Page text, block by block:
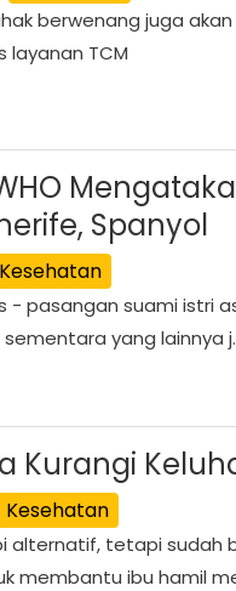
berwenang juga
layanan TCM
Spanyol
Kesehatan
- pasangan suami istri
yang lainnya
Kurangi
Kesehatan
alternatif, tetapi sudah
membantu ibu hamil